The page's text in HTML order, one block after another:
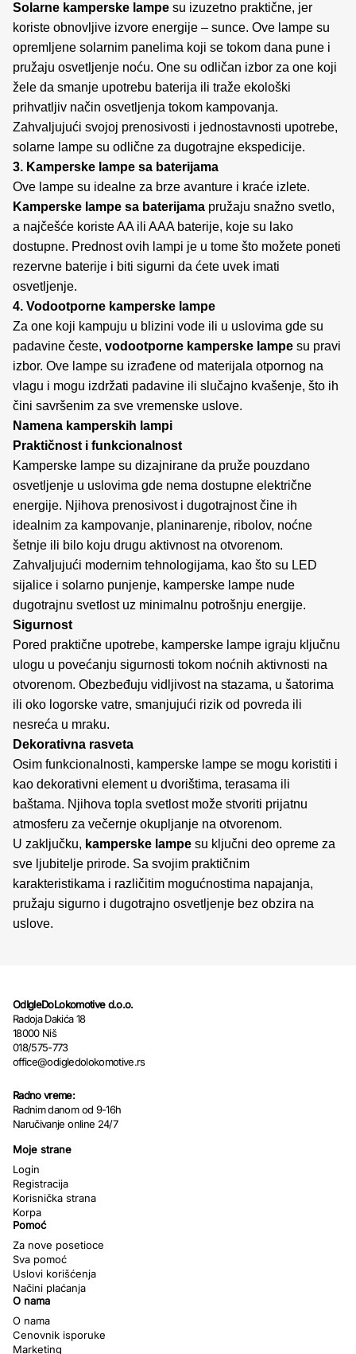
Solarne kamperske lampe su izuzetno praktične, jer
koriste obnovljive izvore energije – sunce. Ove lampe su
opremljene solarnim panelima koji se tokom dana pune i
pružaju osvetljenje noću. One su odličan izbor za one koji
žele da smanje upotrebu baterija ili traže ekološki
prihvatljiv način osvetljenja tokom kampovanja.
Zahvaljujući svojoj prenosivosti i jednostavnosti upotrebe,
solarne lampe su odlične za dugotrajne ekspedicije.
3. Kamperske lampe sa baterijama
Ove lampe su idealne za brze avanture i kraće izlete.
Kamperske lampe sa baterijama pružaju snažno svetlo,
a najčešće koriste AA ili AAA baterije, koje su lako
dostupne. Prednost ovih lampi je u tome što možete poneti
rezervne baterije i biti sigurni da ćete uvek imati
osvetljenje.
4. Vodootporne kamperske lampe
Za one koji kampuju u blizini vode ili u uslovima gde su
padavine česte, vodootporne kamperske lampe su pravi
izbor. Ove lampe su izrađene od materijala otpornog na
vlagu i mogu izdržati padavine ili slučajno kvašenje, što ih
čini savršenim za sve vremenske uslove.
Namena kamperskih lampi
Praktičnost i funkcionalnost
Kamperske lampe su dizajnirane da pruže pouzdano
osvetljenje u uslovima gde nema dostupne električne
energije. Njihova prenosivost i dugotrajnost čine ih
idealnim za kampovanje, planinarenje, ribolov, noćne
šetnje ili bilo koju drugu aktivnost na otvorenom.
Zahvaljujući modernim tehnologijama, kao što su LED
sijalice i solarno punjenje, kamperske lampe nude
dugotrajnu svetlost uz minimalnu potrošnju energije.
Sigurnost
Pored praktične upotrebe, kamperske lampe igraju ključnu
ulogu u povećanju sigurnosti tokom noćnih aktivnosti na
otvorenom. Obezbeđuju vidljivost na stazama, u šatorima
ili oko logorske vatre, smanjujući rizik od povreda ili
nesreća u mraku.
Dekorativna rasveta
Osim funkcionalnosti, kamperske lampe se mogu koristiti i
kao dekorativni element u dvorištima, terasama ili
baštama. Njihova topla svetlost može stvoriti prijatnu
atmosferu za večernje okupljanje na otvorenom.
U zaključku, kamperske lampe su ključni deo opreme za
sve ljubitelje prirode. Sa svojim praktičnim
karakteristikama i različitim mogućnostima napajanja,
pružaju sigurno i dugotrajno osvetljenje bez obzira na
uslove.
OdIgleDoLokomotive d.o.o.
Radoja Dakića 18
18000 Niš
018/575-773
office@odigledolokomotive.rs
Radno vreme:
Radnim danom od 9-16h
Naručivanje online 24/7
Moje strane
Login
Registracija
Korisnička strana
Korpa
Pomoć
Za nove posetioce
Sva pomoć
Uslovi korišćenja
Načini plaćanja
O nama
O nama
Cenovnik isporuke
Marketing